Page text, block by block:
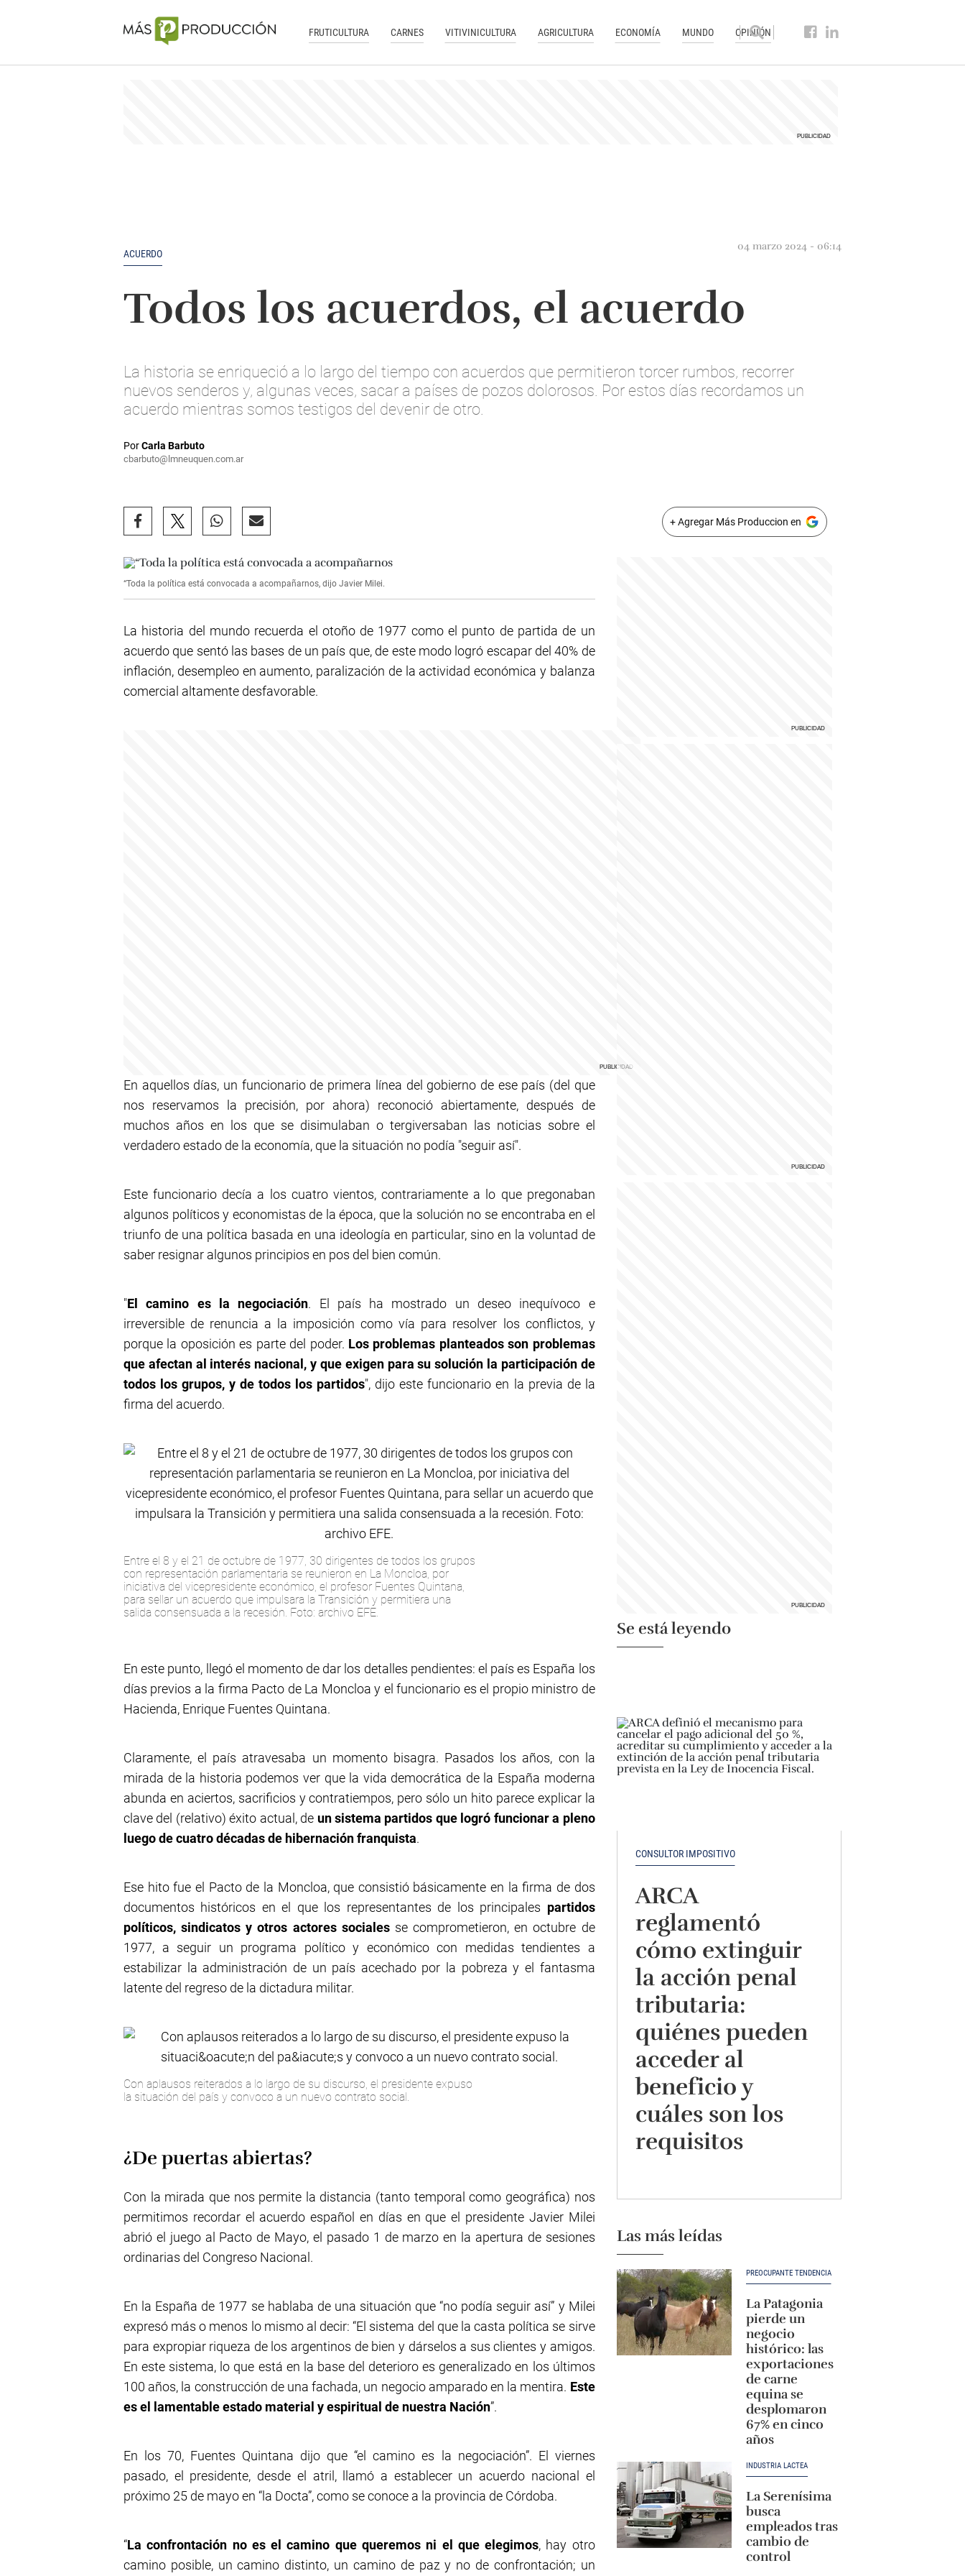
FRUTICULTURA CARNES VITIVINICULTURA AGRICULTURA ECONOMÍA MUNDO OPINIÓN
ACUERDO
04 marzo 2024 - 06:14
Todos los acuerdos, el acuerdo
La historia se enriqueció a lo largo del tiempo con acuerdos que permitieron torcer rumbos, recorrer
nuevos senderos y, algunas veces, sacar a países de pozos dolorosos. Por estos días recordamos un
acuerdo mientras somos testigos del devenir de otro.
PorCarla Barbuto
cbarbuto@lmneuquen.com.ar
+ Agregar Más Produccion en
“Toda la política está convocada a acompañarnos, dijo Javier Milei.
La historia del mundo recuerda el otoño de 1977 como el punto de partida de un
acuerdo que sentó las bases de un país que, de este modo logró escapar del 40% de
inflación, desempleo en aumento, paralización de la actividad económica y balanza
comercial altamente desfavorable.
En aquellos días, un funcionario de primera línea del gobierno de ese país (del que
nos reservamos la precisión, por ahora) reconoció abiertamente, después de
muchos años en los que se disimulaban o tergiversaban las noticias sobre el
verdadero estado de la economía, que la situación no podía "seguir así".
Este funcionario decía a los cuatro vientos, contrariamente a lo que pregonaban
algunos políticos y economistas de la época, que la solución no se encontraba en el
triunfo de una política basada en una ideología en particular, sino en la voluntad de
saber resignar algunos principios en pos del bien común.
"El camino es la negociación. El país ha mostrado un deseo inequívoco e
irreversible de renuncia a la imposición como vía para resolver los conflictos, y
porque la oposición es parte del poder. Los problemas planteados son problemas
que afectan al interés nacional, y que exigen para su solución la participación de
todos los grupos, y de todos los partidos", dijo este funcionario en la previa de la
firma del acuerdo.
Entre el 8 y el 21 de octubre de 1977, 30 dirigentes de todos los grupos
con representación parlamentaria se reunieron en La Moncloa, por
iniciativa del vicepresidente económico, el profesor Fuentes Quintana,
para sellar un acuerdo que impulsara la Transición y permitiera una
salida consensuada a la recesión. Foto: archivo EFE.
En este punto, llegó el momento de dar los detalles pendientes: el país es España los
días previos a la firma Pacto de La Moncloa y el funcionario es el propio ministro de
Hacienda, Enrique Fuentes Quintana.
Claramente, el país atravesaba un momento bisagra. Pasados los años, con la
mirada de la historia podemos ver que la vida democrática de la España moderna
abunda en aciertos, sacrificios y contratiempos, pero sólo un hito parece explicar la
clave del (relativo) éxito actual, de un sistema partidos que logró funcionar a pleno
luego de cuatro décadas de hibernación franquista.
Ese hito fue el Pacto de la Moncloa, que consistió básicamente en la firma de dos
documentos históricos en el que los representantes de los principales partidos
políticos, sindicatos y otros actores sociales se comprometieron, en octubre de
1977, a seguir un programa político y económico con medidas tendientes a
estabilizar la administración de un país acechado por la pobreza y el fantasma
latente del regreso de la dictadura militar.
Con aplausos reiterados a lo largo de su discurso, el presidente expuso
la situación del país y convoco a un nuevo contrato social.
¿De puertas abiertas?
Con la mirada que nos permite la distancia (tanto temporal como geográfica) nos
permitimos recordar el acuerdo español en días en que el presidente Javier Milei
abrió el juego al Pacto de Mayo, el pasado 1 de marzo en la apertura de sesiones
ordinarias del Congreso Nacional.
En la España de 1977 se hablaba de una situación que “no podía seguir así” y Milei
expresó más o menos lo mismo al decir: “El sistema del que la casta política se sirve
para expropiar riqueza de los argentinos de bien y dárselos a sus clientes y amigos.
En este sistema, lo que está en la base del deterioro es generalizado en los últimos
100 años, la construcción de una fachada, un negocio amparado en la mentira. Este
es el lamentable estado material y espiritual de nuestra Nación”.
En los 70, Fuentes Quintana dijo que “el camino es la negociación”. El viernes
pasado, el presidente, desde el atril, llamó a establecer un acuerdo nacional el
próximo 25 de mayo en “la Docta”, como se conoce a la provincia de Córdoba.
“La confrontación no es el camino que queremos ni el que elegimos, hay otro
camino posible, un camino distinto, un camino de paz y no de confrontación; un
Se está leyendo
CONSULTOR IMPOSITIVO
ARCA
reglamentó
cómo extinguir
la acción penal
tributaria:
quiénes pueden
acceder al
beneficio y
cuáles son los
requisitos
Las más leídas
PREOCUPANTE TENDENCIA
La Patagonia
pierde un
negocio
histórico: las
exportaciones
de carne
equina se
desplomaron
67% en cinco
años
INDUSTRIA LÁCTEA
La Serenísima
busca
empleados tras
cambio de
control